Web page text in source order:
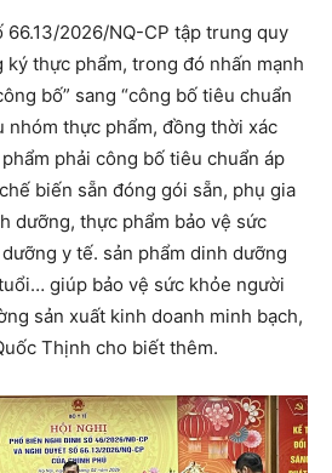
2026/NQ-CP tập trung quy
thực phẩm, trong đó nhấn mạnh
bố” sang “công bố tiêu chuẩn
nhóm thực phẩm, đồng thời xác
phải công bố tiêu chuẩn áp
biến sẵn đóng gói sẵn, phụ gia
dưỡng, thực phẩm bảo vệ sức
y tế. sản phẩm dinh dưỡng
giúp bảo vệ sức khỏe người
sản xuất kinh doanh minh bạch,
Thịnh cho biết thêm.